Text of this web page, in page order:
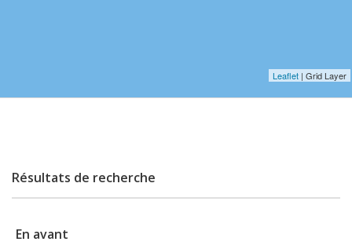
Leaflet | Grid Layer
Résultats de recherche
En avant